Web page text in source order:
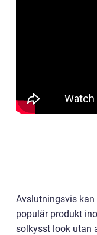
Avslutningsvis
populär produkt
solkysst look utan